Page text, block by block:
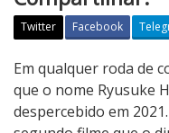
Twitter Facebook
R
o
d
Em qualquer roda de
que o nome Ryusuke
despercebido em 2021.